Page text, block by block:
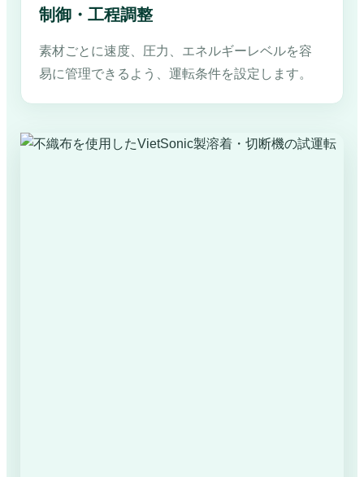
制御・工程調整
素材ごとに速度、圧力、エネルギーレベルを容
易に管理できるよう、運転条件を設定します。